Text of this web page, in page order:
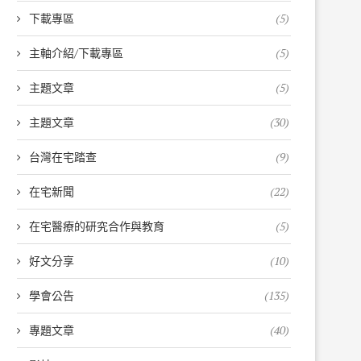
下載專區 (5)
主軸介紹/下載專區 (5)
主題文章 (5)
主題文章 (30)
台灣在宅踏查 (9)
在宅新聞 (22)
在宅醫療的研究合作與教育 (5)
好文分享 (10)
學會公告 (135)
專題文章 (40)